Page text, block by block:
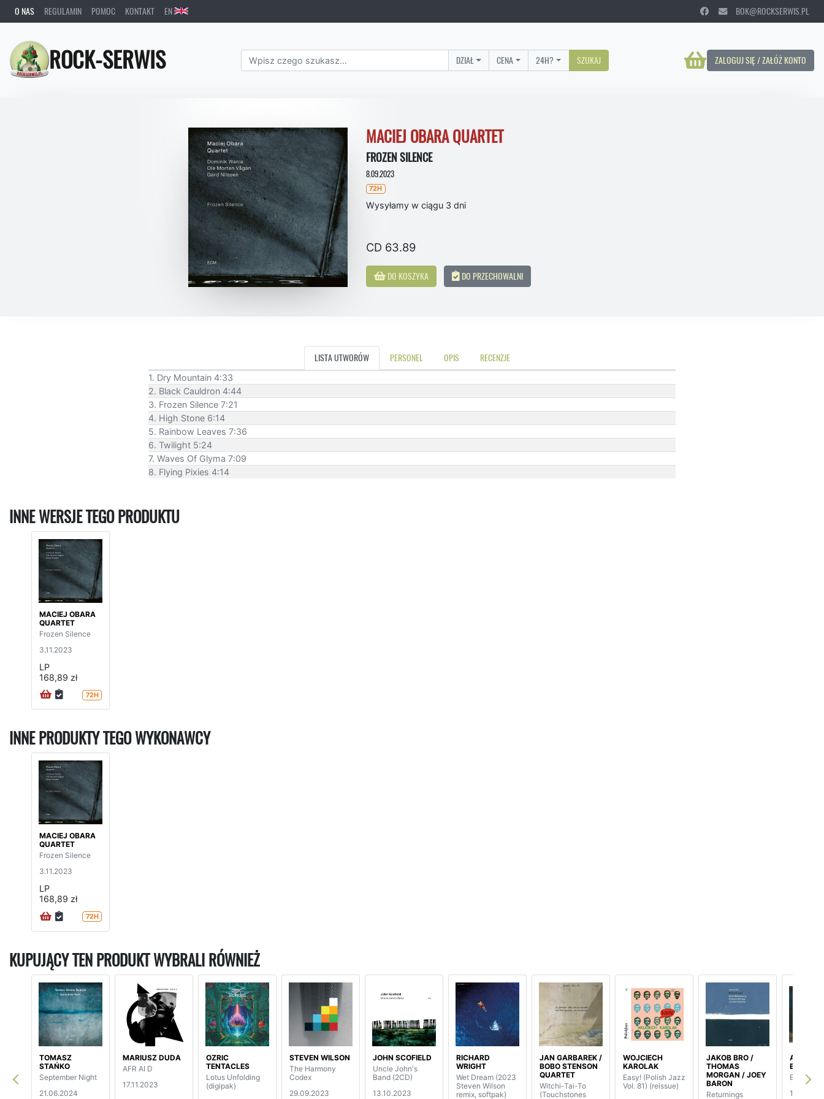
O NAS REGULAMIN POMOC KONTAKT EN BOK@ROCKSERWIS.PL
ROCK-SERWIS ZALOGUJ SIĘ / ZAŁÓŻ KONTO
DZIAŁ CENA 24H? SZUKAJ
MACIEJ OBARA QUARTET
FROZEN SILENCE
8.09.2023
72H
Wysyłamy w ciągu 3 dni
CD 63.89
DO KOSZYKA DO PRZECHOWALNI
LISTA UTWORÓW PERSONEL OPIS RECENZJE
1. Dry Mountain 4:33
2. Black Cauldron 4:44
3. Frozen Silence 7:21
4. High Stone 6:14
5. Rainbow Leaves 7:36
6. Twilight 5:24
7. Waves Of Glyma 7:09
8. Flying Pixies 4:14
INNE WERSJE TEGO PRODUKTU
MACIEJ OBARA
QUARTET
Frozen Silence
3.11.2023
LP
168,89 zł
72H
INNE PRODUKTY TEGO WYKONAWCY
MACIEJ OBARA
QUARTET
Frozen Silence
3.11.2023
LP
168,89 zł
72H
KUPUJĄCY TEN PRODUKT WYBRALI RÓWNIEŻ
TOMASZ
STAŃKO
September Night
21.06.2024
MARIUSZ DUDA
AFR AI D
17.11.2023
OZRIC
TENTACLES
Lotus Unfolding
(digipak)
STEVEN WILSON
The Harmony
Codex
29.09.2023
JOHN SCOFIELD
Uncle John's
Band (2CD)
13.10.2023
RICHARD
WRIGHT
Wet Dream (2023
Steven Wilson
remix, softpak)
JAN GARBAREK /
BOBO STENSON
QUARTET
Witchi-Tai-To
(Touchstones
WOJCIECH
KAROLAK
Easy! (Polish Jazz
Vol. 81) (reissue)
JAKOB BRO /
THOMAS
MORGAN / JOEY
BARON
Returnings
ANOUAR
BRAHEM
Blue